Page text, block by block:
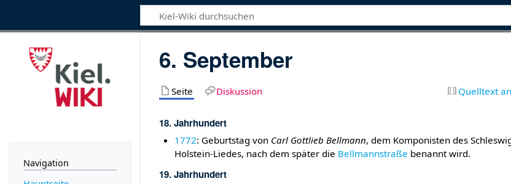
6. September
Seite Diskussion Quelltext
18. Jahrhundert
1772: Geburtstag von Carl Gottlieb Bellmann, dem Komponisten des
Holstein-Liedes, nach dem später die Bellmannstraße benannt wird.
19. Jahrhundert
Navigation